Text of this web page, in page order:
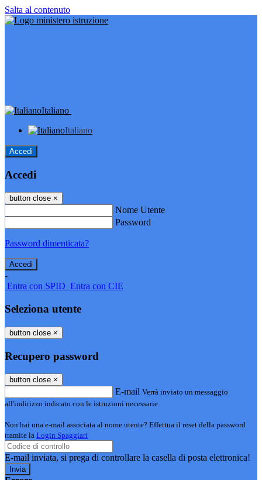
Salta al contenuto
Italiano
Italiano
Accedi
Accedi
button close ×
Nome Utente
Password
Password dimenticata?
-
Entra con SPID Entra con CIE
Seleziona utente
button close ×
Recupero password
button close ×
E-mail Verrà inviato un messaggio
all'indirizzo indicato con le istruzioni necessarie.
Non hai una e-mail associata al nome utente? Effettua il reset della password
tramite la Login Spaggiari
E-mail inviata, si prega di controllare la casella di posta elettronica!